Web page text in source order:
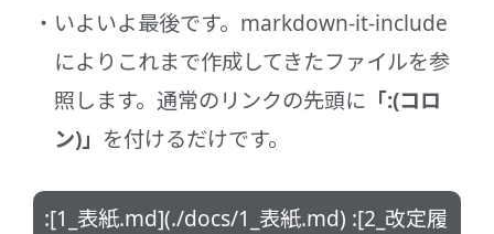
いよいよ最後です。markdown-it-include
によりこれまで作成してきたファイルを参
照します。通常のリンクの先頭に 「:(コロ
ン)」 を付けるだけです。
:[1_表紙.md](./docs/1_表紙.md) :[2_改定履